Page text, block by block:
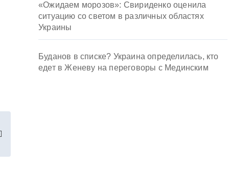
«Ожидаем морозов»: Свириденко оценила
ситуацию со светом в различных областях
Украины
Буданов в списке? Украина определилась, кто
едет в Женеву на переговоры с Мединским